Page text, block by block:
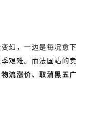
幻，一边是每况愈下
艰难。而法国站的卖
流涨价、取消黑五广